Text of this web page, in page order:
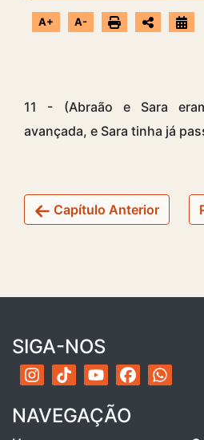
A+ A-
11 - (Abraão e Sara
avançada, e Sara tinha já
Capítulo Anterior
SIGA-NOS
NAVEGAÇÃO